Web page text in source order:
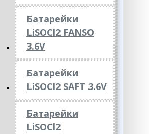
Батарейки
LiSOCl2 FANSO
3.6V
Батарейки
LiSOCl2 SAFT 3.6V
Батарейки
LiSOCl2